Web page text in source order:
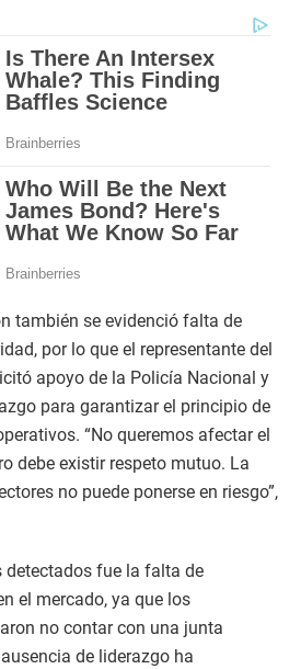
también se evidenció falta de
por lo que el representante del
apoyo de la Policía Nacional y
para garantizar el principio de
“No queremos afectar el
debe existir respeto mutuo. La
no puede ponerse en riesgo”,
detectados fue la falta de
el mercado, ya que los
no contar con una junta
de liderazgo ha